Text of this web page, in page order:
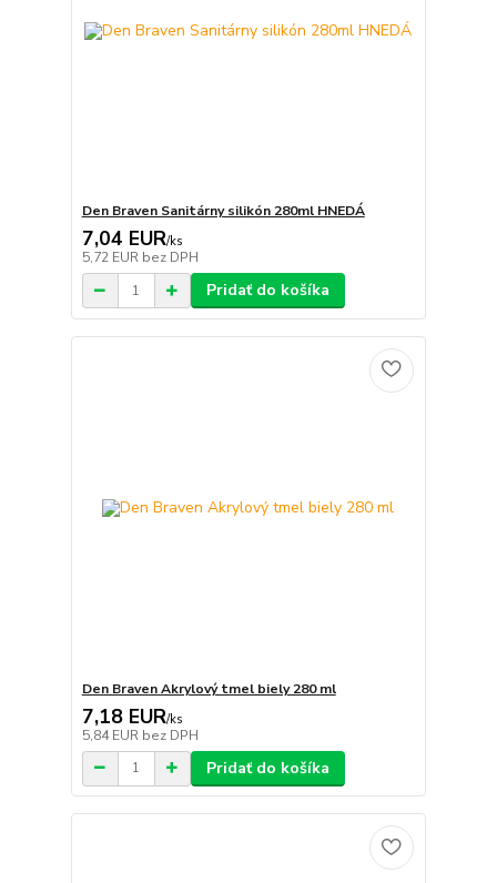
Den Braven Sanitárny silikón 280ml HNEDÁ
7,04 EUR/ks
5,72 EUR bez DPH
Pridať do košíka
Den Braven Akrylový tmel biely 280 ml
7,18 EUR/ks
5,84 EUR bez DPH
Pridať do košíka